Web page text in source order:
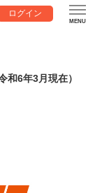
ログイン
令和6年3月現在）